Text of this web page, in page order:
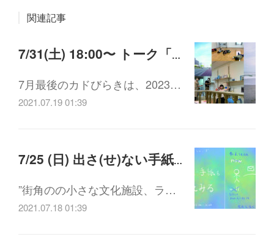
関連記事
7/31(土) 18:00〜 トーク「岡山芸術創造劇場ってどんな場所になるの？」 ゲスト 永田直子さん (岡山芸術創造劇場 事業グループ)
7月最後のカドびらきは、2023…
2021.07.19 01:39
7/25 (日) 出さ(せ)ない手紙を書いてみる
”街角のの小さな文化施設、ラ…
2021.07.18 01:39